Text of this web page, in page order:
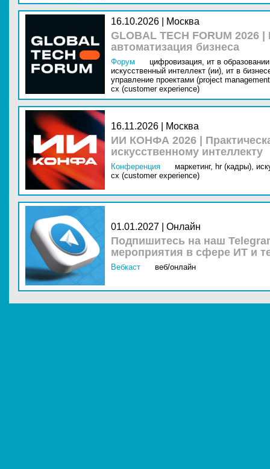
16.10.2026 | Москва
GLOBAL TECH FORUM
автоматизация бизнеса
Форум цифровизация, ит в
искусственный интеллект (ии), ит в
управление проектами (project
cx (customer experience)
16.11.2026 | Москва
ИИ КОНФА 2026 |
искусственному интеллекту
Конференция маркетинг, hr (кадры),
cx (customer experience)
01.01.2027 | Онлайн
Подпишитесь на наш
мероприятия в сфере ИТ и
Вебкаст веб/онлайн